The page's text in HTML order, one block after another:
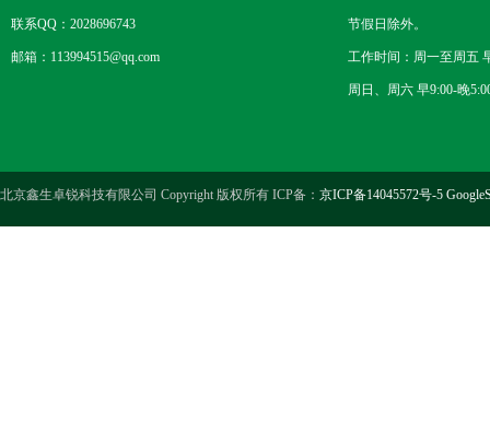
联系QQ：2028696743
邮箱：113994515@qq.com
节假日除外。
工作时间：周一至周五
周日、周六 早9:00-晚
北京鑫生卓锐科技有限公司 Copyright 版权所有 ICP备： 京ICP备14045572号-5